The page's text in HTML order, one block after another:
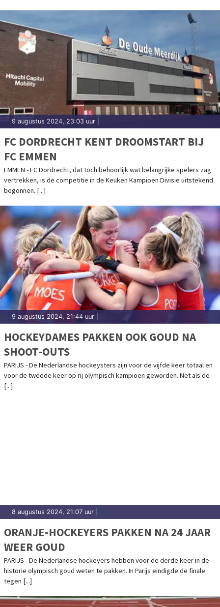
9 augustus 2024, 23:03 uur
FC DORDRECHT KENT DROOMSTART BIJ
FC EMMEN
EMMEN - FC Dordrecht, dat toch behoorlijk wat belangrijke spelers zag
vertrekken, is de competitie in de Keuken Kampioen Divisie uitstekend
begonnen. [...]
9 augustus 2024, 21:44 uur
HOCKEYDAMES PAKKEN OOK GOUD NA
SHOOT-OUTS
PARIJS - De Nederlandse hockeysters zijn voor de vijfde keer totaal en
voor de tweede keer op rij olympisch kampioen geworden. Net als de
[...]
8 augustus 2024, 21:07 uur
ORANJE-HOCKEYERS PAKKEN NA 24 JAAR
WEER GOUD
PARIJS - De Nederlandse hockeyers hebben voor de derde keer in de
historie olympisch goud weten te pakken. In Parijs eindigde de finale
tegen [...]